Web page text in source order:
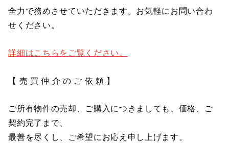
全力で務めさせていただきます。お気軽にお問い合わ
せください。
詳細はこちらをご覧ください。
【 売 買 仲 介 の ご 依 頼 】
ご所有物件の売却、ご購入につきましても、価格、ご
契約完了まで、
最善を尽くし、ご希望にお応え申し上げます。